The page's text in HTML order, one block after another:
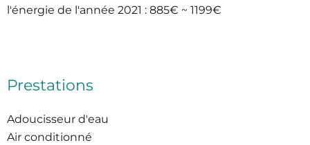
l'énergie de l'année 2021 : 885€ ~ 1199€
Prestations
Adoucisseur d'eau
Air conditionné